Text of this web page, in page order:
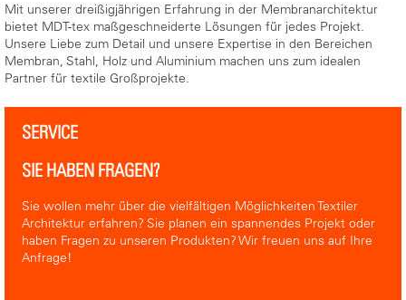
Mit unserer dreißigjährigen Erfahrung in der Membranarchitektur
bietet MDT-tex maßgeschneiderte Lösungen für jedes Projekt.
Unsere Liebe zum Detail und unsere Expertise in den Bereichen
Membran, Stahl, Holz und Aluminium machen uns zum idealen
Partner für textile Großprojekte.
SERVICE
SIE HABEN FRAGEN?
Sie wollen mehr über die vielfältigen Möglichkeiten Textiler
Architektur erfahren? Sie planen ein spannendes Projekt oder
haben Fragen zu unseren Produkten? Wir freuen uns auf Ihre
Anfrage!